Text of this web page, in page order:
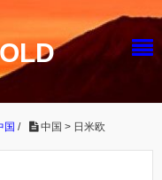
国 / 中国 > 日米欧